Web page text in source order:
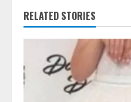
n
u
e
R
RELATED STORIES